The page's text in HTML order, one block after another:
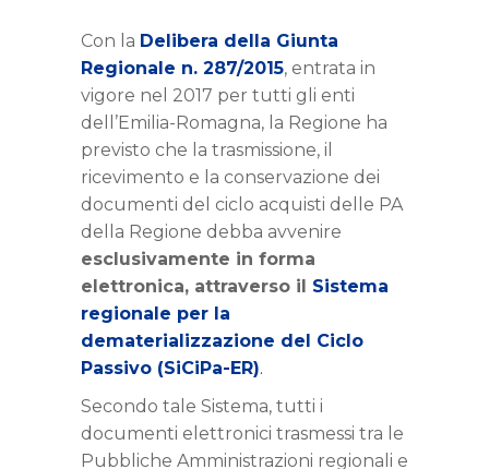
Con la Delibera della Giunta
Regionale n. 287/2015, entrata in
vigore nel 2017 per tutti gli enti
dell’Emilia-Romagna, la Regione ha
previsto che la trasmissione, il
ricevimento e la conservazione dei
documenti del ciclo acquisti delle PA
della Regione debba avvenire
esclusivamente in forma
elettronica, attraverso il Sistema
regionale per la
dematerializzazione del Ciclo
Passivo (SiCiPa-ER).
Secondo tale Sistema, tutti i
documenti elettronici trasmessi tra le
Pubbliche Amministrazioni regionali e